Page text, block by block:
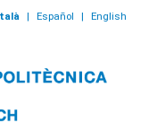
| Español | English